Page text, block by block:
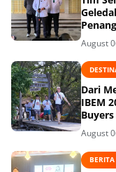
Geledah
August
Dari
IBEM
August